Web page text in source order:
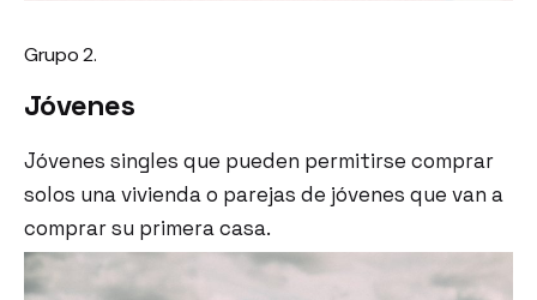
Grupo 2.
Jóvenes
Jóvenes singles que pueden permitirse comprar
solos una vivienda o parejas de jóvenes que van a
comprar su primera casa.